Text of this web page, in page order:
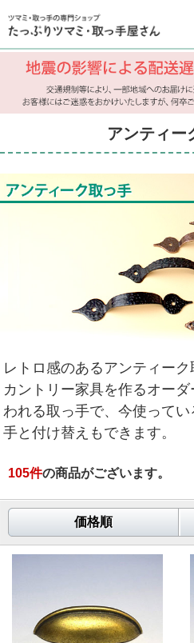
アンティー
レトロ感のあるアンティーク
カントリー家具を作るオー
われる取っ手で、今使って
手と付け替えもできます。
105件の商品がございます。
価格順